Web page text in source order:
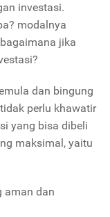
investasi.
modalnya
jika
dan bingung
perlu khawatir
yang bisa dibeli
maksimal, yaitu
aman dan